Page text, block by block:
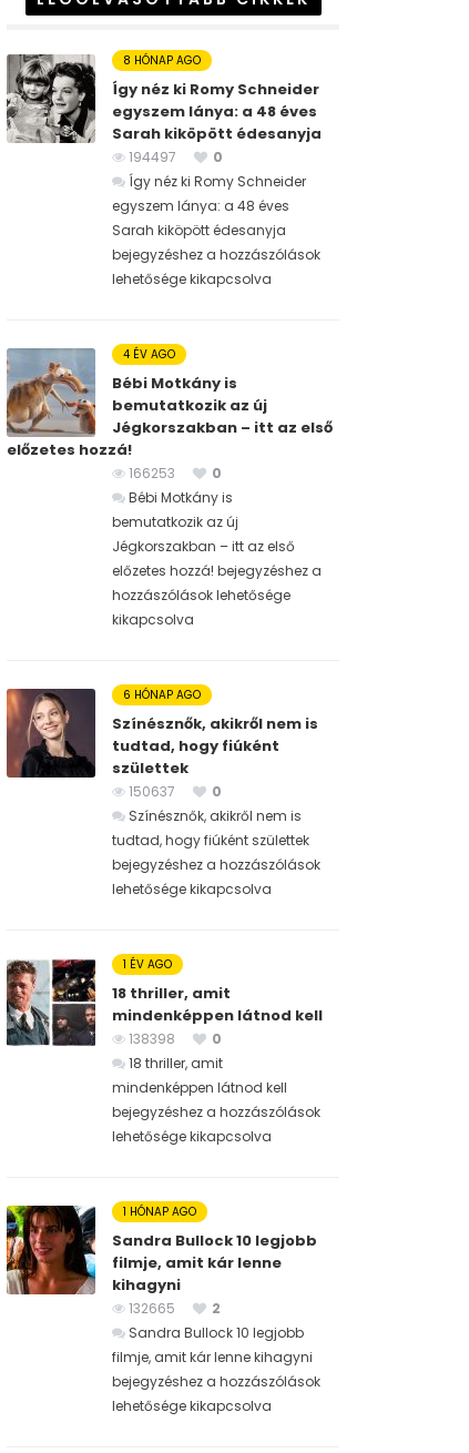
8 HÓNAP AGO
Így néz ki Romy Schneider
egyszem lánya: a 48 éves
Sarah kiköpött édesanyja
194497
0
Így néz ki Romy Schneider
egyszem lánya: a 48 éves
Sarah kiköpött édesanyja
bejegyzéshez a hozzászólások
lehetősége kikapcsolva
4 ÉV AGO
Bébi Motkány is
bemutatkozik az új
Jégkorszakban – itt az első
előzetes hozzá!
166253
0
Bébi Motkány is
bemutatkozik az új
Jégkorszakban – itt az első
előzetes hozzá! bejegyzéshez a
hozzászólások lehetősége
kikapcsolva
6 HÓNAP AGO
Színésznők, akikről nem is
tudtad, hogy fiúként
születtek
150637
0
Színésznők, akikről nem is
tudtad, hogy fiúként születtek
bejegyzéshez a hozzászólások
lehetősége kikapcsolva
1 ÉV AGO
18 thriller, amit
mindenképpen látnod kell
138398
0
18 thriller, amit
mindenképpen látnod kell
bejegyzéshez a hozzászólások
lehetősége kikapcsolva
1 HÓNAP AGO
Sandra Bullock 10 legjobb
filmje, amit kár lenne
kihagyni
132665
2
Sandra Bullock 10 legjobb
filmje, amit kár lenne kihagyni
bejegyzéshez a hozzászólások
lehetősége kikapcsolva